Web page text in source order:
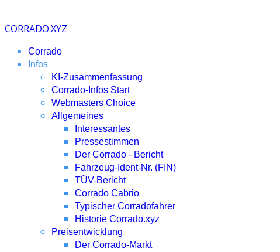
CORRADO.XYZ
Corrado
Infos
KI-Zusammenfassung
Corrado-Infos Start
Webmasters Choice
Allgemeines
Interessantes
Pressestimmen
Der Corrado - Bericht
Fahrzeug-Ident-Nr. (FIN)
TÜV-Bericht
Corrado Cabrio
Typischer Corradofahrer
Historie Corrado.xyz
Preisentwicklung
Der Corrado-Markt